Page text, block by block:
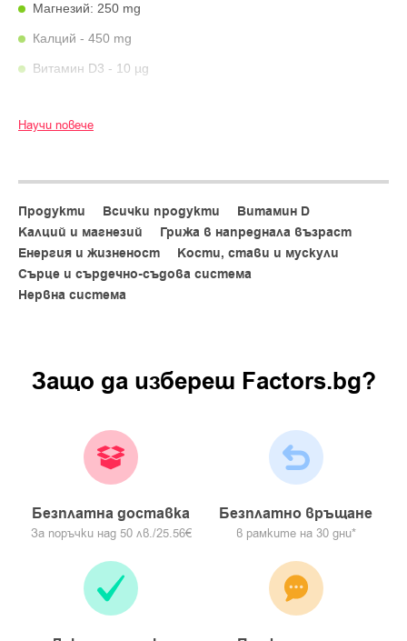
Магнезий: 250 mg
Калций - 450 mg
Витамин D3 - 10 µg
дневно по време на хранене, с достатъчно течност.
малки деца. Да не се използва като заместител на
Партиден номер и срок на годност: Виж на опаковката.
Нетно тегло: 40 таблетки = 79,2 g
Производител: Queisser Pharma Schleswiger Str. 74 24941
Вносител: ФРЕЙМ МЕДИКЪЛ ЕООД, ЕИК 206014343,
Научи повече
Продукти Всички продукти
Витамин D
Калций и магнезий
Грижа в напреднала възраст
Енергия и жизненост
Кости, стави и мускули
Сърце и сърдечно-съдова система
Нервна система
Защо да изберeш Factors.bg?
Безплатна доставка
За поръчки над 50 лв./25.56€
Безплатно връщане
в рамките на 30 дни*